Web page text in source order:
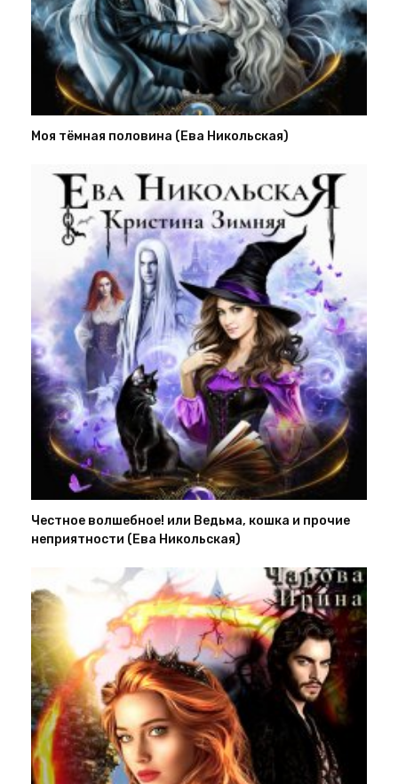
Моя тёмная половина (Ева Никольская)
Честное волшебное! или Ведьма, кошка и прочие
неприятности (Ева Никольская)